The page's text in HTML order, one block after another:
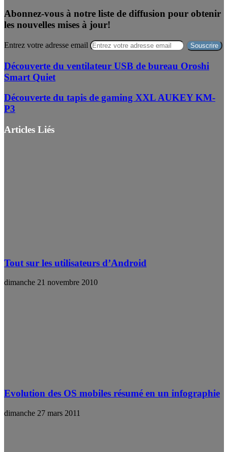
Abonnez-vous à notre liste de diffusion pour obtenir
les nouvelles mises à jour!
Entrez votre adresse email
Découverte du ventilateur USB de bureau Oroshi
Smart Quiet
Découverte du tapis de gaming XXL AUKEY KM-
P3
Articles Liés
Tout sur les utilisateurs d’Android
dimanche 21 novembre 2010
Evolution des OS mobiles résumé en un infographie
dimanche 27 mars 2011